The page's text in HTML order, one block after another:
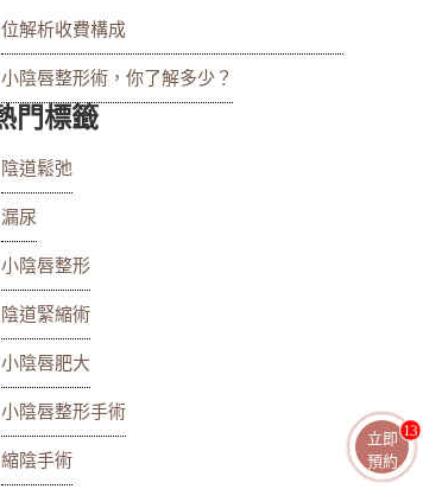
位解析收費構成
小陰唇整形術，你了解多少？
門標籤
陰道鬆弛
漏尿
小陰唇整形
陰道緊縮術
小陰唇肥大
小陰唇整形手術
縮陰手術
立即
預約
13